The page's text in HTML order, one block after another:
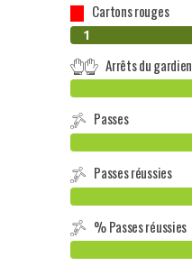
Cartons rouges
0
1
Arrêts du gardien
Passes
Passes réussies
% Passes réussies